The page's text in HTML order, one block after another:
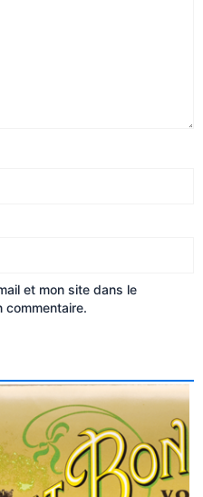
et mon site dans le
commentaire.